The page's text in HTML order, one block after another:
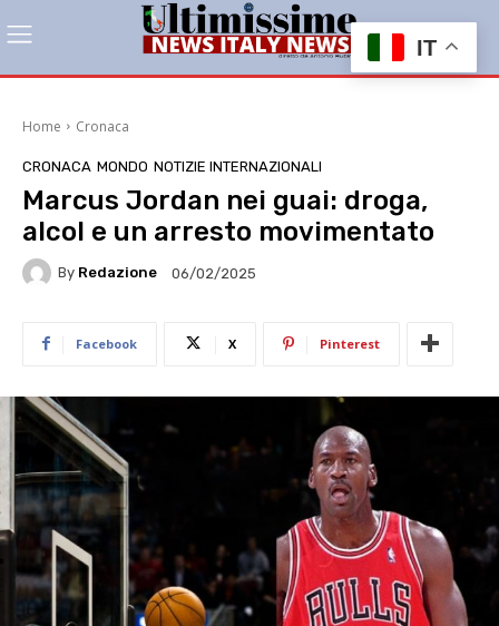
Home Cronaca
CRONACA MONDO NOTIZIE INTERNAZIONALI
Marcus Jordan nei guai: droga,
alcol e un arresto movimentato
By Redazione 06/02/2025
Facebook X Pinterest
IT